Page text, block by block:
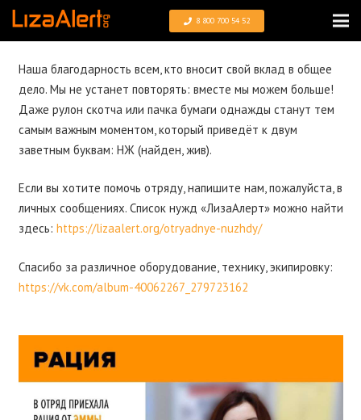
8 800 700 54 52
Наша благодарность всем, кто вносит свой вклад в общее
дело. Мы не устанет повторять: вместе мы можем больше!
Даже рулон скотча или пачка бумаги однажды станут тем
самым важным моментом, который приведёт к двум
заветным буквам: НЖ (найден, жив).
Если вы хотите помочь отряду, напишите нам, пожалуйста, в
личных сообщениях. Список нужд «ЛизаАлерт» можно найти
здесь: https://lizaalert.org/otryadnye-nuzhdy/
Спасибо за различное оборудование, технику, экипировку:
https://vk.com/album-40062267_279723162